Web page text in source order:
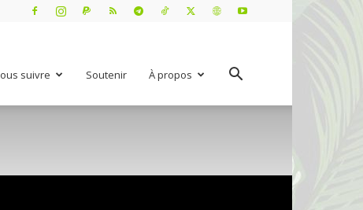
suivre Soutenir À propos